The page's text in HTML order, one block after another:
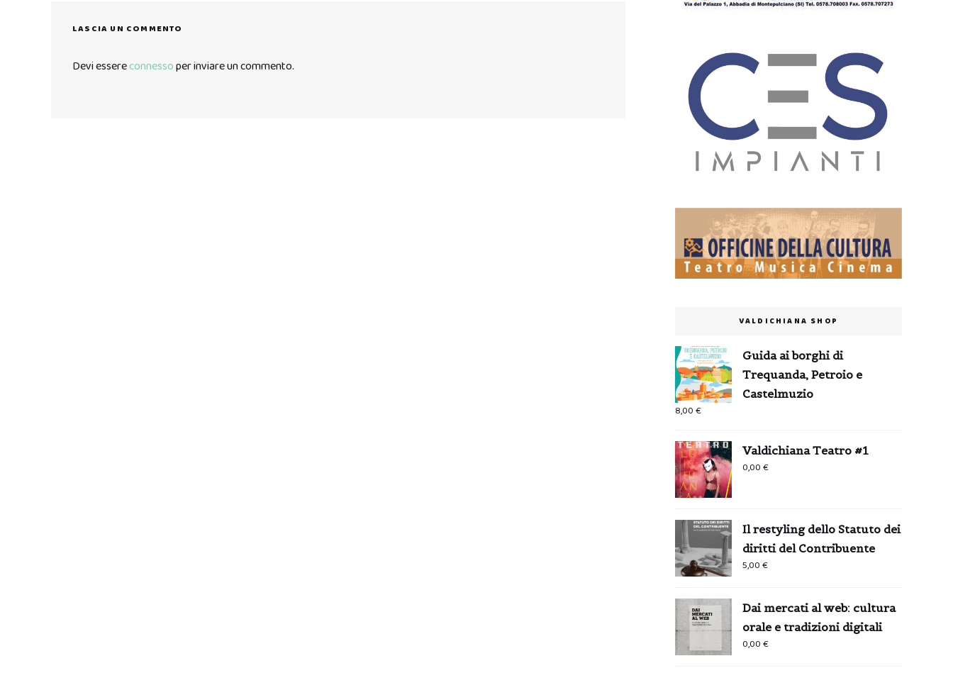
LASCIA UN COMMENTO
Devi essereconnessoper inviare un commento.
VALDICHIANA SHOP
Guida ai borghi di
Trequanda, Petroio e
Castelmuzio
8,00€
Valdichiana Teatro #1
0,00€
Il restyling dello Statuto dei
diritti del Contribuente
5,00€
Dai mercati al web: cultura
orale e tradizioni digitali
0,00€